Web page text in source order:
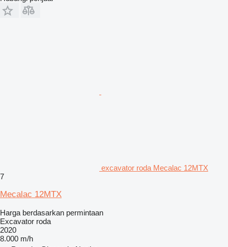
excavator roda Mecalac 12MTX
7
Mecalac 12MTX
Harga berdasarkan permintaan
Excavator roda
2020
8.000 m/h